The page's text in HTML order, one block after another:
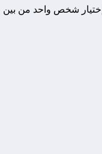
شخص واحد من بين